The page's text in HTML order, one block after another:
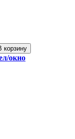
корзину
окно